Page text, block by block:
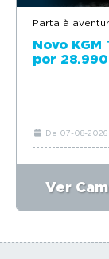
Parta à
Novo KGM
por
De 07-08-
Ver